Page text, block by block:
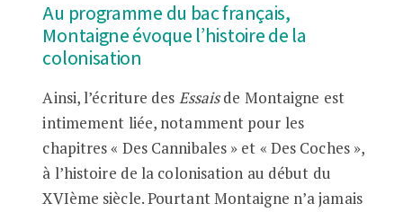
Au programme du bac français,
Montaigne évoque l’histoire de la
colonisation
Ainsi, l’écriture des Essaisde Montaigne est
intimement liée, notamment pour les
chapitres « Des Cannibales » et « Des Coches »,
à l’histoire de la colonisation au début du
XVIème siècle. Pourtant Montaigne n’a jamais